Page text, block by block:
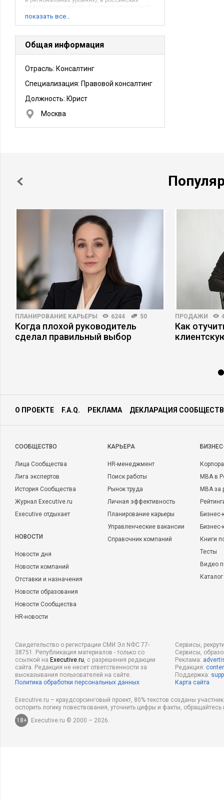
по установлению связей с чиновниками
работниками правоохранительных органов и
судейским корпусом;- Защита по
гражданским делам, жилищным и трудовым
спорам в судах общей юрисдикции;-
Подготовка депутатских запросов.
Общественное движение За социальную
общественная правозащитная организация.
жителей столицы от недобросовестных
работодателей и чиновничьего произвола,
борется с рейдерскими захватами
показать все…
Общая информация
Отрасль: Консалтинг
Специализация: Правовой консалтинг
Должность: Юрист
Москва
ПЛАНИРОВАНИЕ КАРЬЕРЫ 6244 50
Когда плохой руководитель
сделал правильный выбор
ПРОДАЖИ
Как
О ПРОЕКТЕ F.A.Q. РЕКЛАМА ДЕКЛАРАЦИЯ
CООБЩЕСТВО
Лица Сообщества
Лига экспертов
История Сообщества
Журнал Executive.ru
Executive отдыхает
НОВОСТИ
Новости дня
Новости компаний
Отставки и назначения
Новости образования
Новости Сообщества
HR-новости
КАРЬЕРА
HR-менеджмент
Поиск работы
Рынок труда
Личная эффективность
Планирование карьеры
Управленческие вакансии
Справочник компаний
MBA в
MBA
Бизнес-
Книги
Тесты
Видео
Свидетельство о регистрации СМИ Эл NФС 77-
38751. Републикация материалов - только со
ссылкой на Executive.ru, с разрешения редакции
сайта. Редакция не несет ответственности за
высказывания пользователей на сайте.
Политика обработки персональных данных
Сервисы,
Сервисы,
Реклама:
Редакция:
Поддержка:
Карта сайта
Executive.ru – краудсорсинговый проект, 80% текстов созданы
оспорить логику повествования, уточнить цифры и факты,
18+
Executive.ru © 2000 – 2026.